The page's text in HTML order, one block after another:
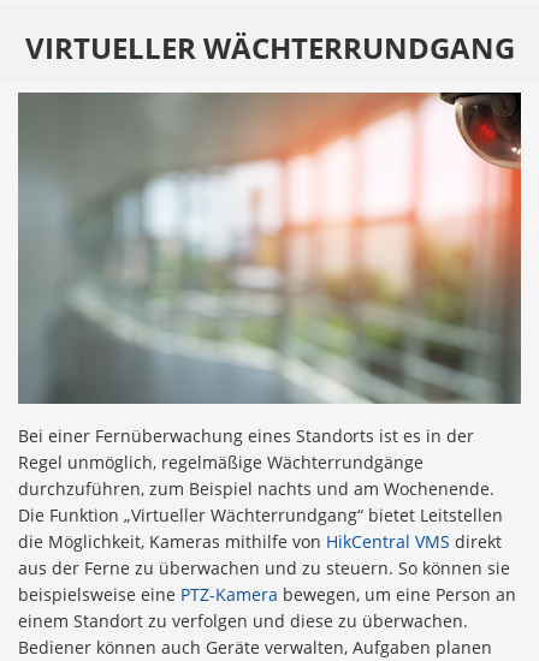
VIRTUELLER WÄCHTERRUNDGANG
Bei einer Fernüberwachung eines Standorts ist es in der
Regel unmöglich, regelmäßige Wächterrundgänge
durchzuführen, zum Beispiel nachts und am Wochenende.
Die Funktion „Virtueller Wächterrundgang“ bietet Leitstellen
die Möglichkeit, Kameras mithilfe von HikCentral VMS direkt
aus der Ferne zu überwachen und zu steuern. So können sie
beispielsweise eine PTZ-Kamera bewegen, um eine Person an
einem Standort zu verfolgen und diese zu überwachen.
Bediener können auch Geräte verwalten, Aufgaben planen